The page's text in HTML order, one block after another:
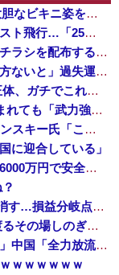
【画像】元NHK気象予報士・吉井明子 大胆なビキニ姿を公開wwww
空自、謎の未確認大型ミサイルを搭載しテスト飛行…「25式地対艦誘導弾」空中発射型が初めて姿を見せた！
「世界唯一の被爆国は北朝鮮」と主張し、チラシを配布する輩が発生
【八王子】「ミラーくらいは当たっても仕方ないと」過失運転傷害などの疑いで韓国籍の宋竜巳容疑者を再逮捕 男女6人負傷 警視庁
【悲報】 メディアが使う主語デカ言葉の正体、ガチでこれだったｗｗｗｗ
【ﾈｯﾄで話題】『日本がミサイルを撃ち込まれても「武力強化すれば良かった」ではなく「外交不足」なんですよ！』ｗｗｗｗｗｗｗｗｗｗｗｗｗｗｗｗ
北朝鮮、ロシアに3〜5万人派兵決定 ゼレンスキー氏「これはアジア諸国にとって脅威」「 韓国はウクライナとより密接に協力すべき。韓国の支援を受け取...
に迎合している」
【速報】マスゴミ「韓国大統領の公用車は6000万円で安全装備！」手のひらクルッ「高市の公用車は3000万円で贅沢！」
K-POPアイドルの約半数が3年後には姿を消す…損益分岐点突破は4％未満
【速報】 斎藤知事、宣戦布告「数十年に渡るその場しのぎの不適切会計、私の代でケリをつける」
中国「大豪雨！」三峡ダム「基礎部分破損」中国「全力放流！」台風13号「中国上陸予測」台風15号「中国接近（画像」中国「台風同時上陸！（穀物生産が壊滅危機」→
ｗｗｗｗｗｗ